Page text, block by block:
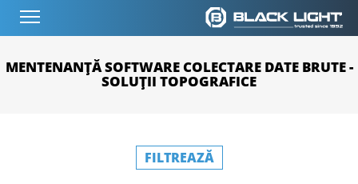
MENTENANȚĂ SOFTWARE COLECTARE DATE BRUTE -
SOLUȚII TOPOGRAFICE
FILTREAZĂ